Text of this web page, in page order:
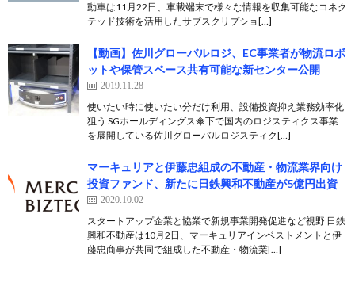
動車は11月22日、車載端末で様々な情報を収集可能なコネク
テッド技術を活用したサブスクリプショ[…]
【動画】佐川グローバルロジ、EC事業者が物流ロボ
ットや保管スペース共有可能な新センター公開
2019.11.28
使いたい時に使いたい分だけ利用、設備投資抑え業務効率化
狙う SGホールディングス傘下で国内のロジスティクス事業
を展開している佐川グローバルロジスティク[…]
マーキュリアと伊藤忠組成の不動産・物流業界向け
投資ファンド、新たに日鉄興和不動産が5億円出資
2020.10.02
スタートアップ企業と協業で新規事業開発促進など視野 日鉄
興和不動産は10月2日、マーキュリアインベストメントと伊
藤忠商事が共同で組成した不動産・物流業[…]